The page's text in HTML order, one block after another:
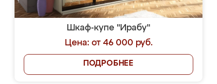
Шкаф-купе "Ирабу"
Цена: от 46 000 руб.
ПОДРОБНЕЕ